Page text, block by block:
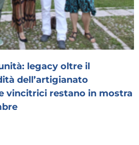
legacy oltre il
dell’artigianato
vincitrici restano in mostra